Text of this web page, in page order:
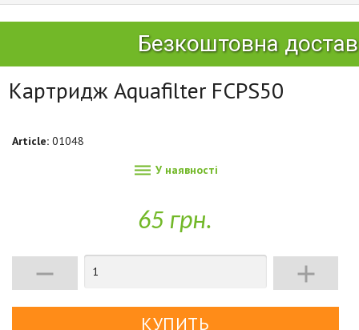
Безкоштовна
Картридж Aquafilter FCPS50
Article: 01048
 У наявності
65 грн.
 